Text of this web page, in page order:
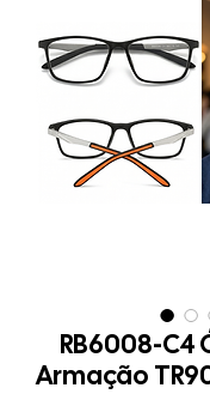
RB6008-C4
Armação